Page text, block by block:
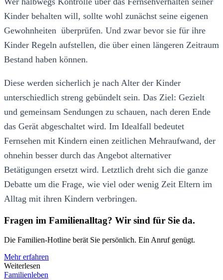
Kinder behalten will, sollte wohl zunächst seine eigenen
Gewohnheiten überprüfen. Und zwar bevor sie für ihre
Kinder Regeln aufstellen, die über einen längeren Zeitraum
Bestand haben können.
Diese werden sicherlich je nach Alter der Kinder
unterschiedlich streng gebündelt sein. Das Ziel: Gezielt
und gemeinsam Sendungen zu schauen, nach deren Ende
das Gerät abgeschaltet wird. Im Idealfall bedeutet
Fernsehen mit Kindern einen zeitlichen Mehraufwand, der
ohnehin besser durch das Angebot alternativer
Betätigungen ersetzt wird. Letztlich dreht sich die ganze
Debatte um die Frage, wie viel oder wenig Zeit Eltern im
Alltag mit ihren Kindern verbringen.
Fragen im Familienalltag? Wir sind für Sie da.
Die Familien-Hotline berät Sie persönlich. Ein Anruf genügt.
Mehr erfahren
Weiterlesen
Familienleben